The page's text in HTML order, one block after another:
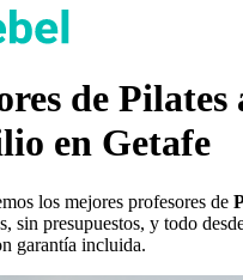
de Pilates
en Getafe
los mejores profesores de
sin presupuestos, y todo
garantía incluida.